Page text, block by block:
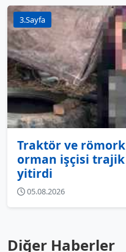
3.Sayfa
Traktör ve
orman işçisi trajik
yitirdi
05.08.2026
Diğer Haberler